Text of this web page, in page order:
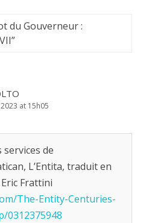
du Gouverneur :
”
at 15h05
de
L’Entita, traduit en
Frattini
The-Entity-Centuries-
0312375948